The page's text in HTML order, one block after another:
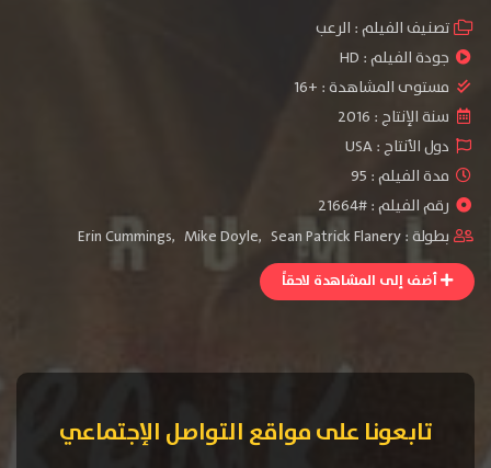
تصنيف الفيلم : الرعب
جودة الفيلم : HD
مستوى المشاهدة : +16
سنة الإنتاج : 2016
دول الأنتاج :USA
مدة الفيلم : 95
رقم الفيلم : #21664
بطولة :
Erin Cummings, Mike Doyle, Sean Patrick Flanery
أضف إلى المشاهدة لاحقاً
تابعونا على مواقع التواصل الإجتماعي